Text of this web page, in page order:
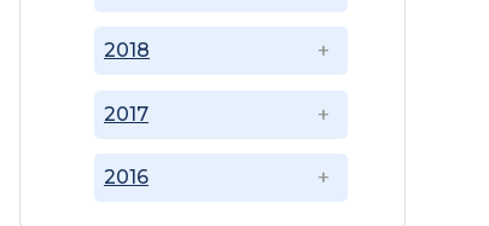
2016
2017
2018